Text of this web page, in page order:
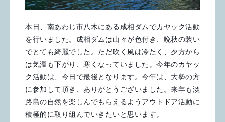
本日、南あわじ市八木にある成相ダムでカヤック活動
を行いました。成相ダムは山々が色付き、晩秋の装い
でとても綺麗でした。ただ吹く風は冷たく、夕方から
は気温も下がり、寒くなっていました。今年のカヤッ
ク活動は、今日で最後となります。今年は、大勢の方
に参加して頂き、ありがとうございました。来年も淡
路島の自然を楽しんでもらえるようアウトドア活動に
積極的に取り組んでいきたいと思います。